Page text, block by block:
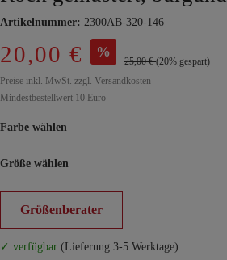
Artikelnummer: 2300AB-320-146
20,00 € %
25,00 €(20% gespart)
Preise inkl. MwSt. zzgl. Versandkosten
Mindestbestellwert 10 Euro
Farbe wählen
Größe wählen
Größenberater
✓ verfügbar (Lieferung 3-5 Werktage)